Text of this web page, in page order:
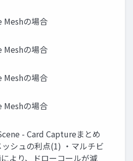
Meshの場合
Meshの場合
Meshの場合
Meshの場合
- Card Captureまとめ
シュの利点(1) ・マルチビ
より、ドローコールが減